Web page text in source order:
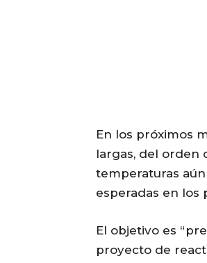
En los próximos
largas, del orden
temperaturas
esperadas en los
El objetivo es
proyecto de